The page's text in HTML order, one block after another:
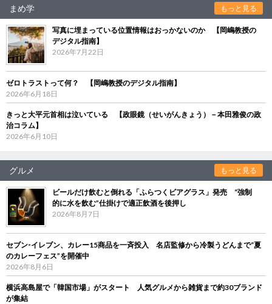
まめ学 もっと見る
写真に埋まっている位置情報はおっかないのか 【岡嶋教授の
デジタル指南】
2026年7月22日
ゼロトラストって何？ 【岡嶋教授のデジタル指南】
2026年6月18日
きっと大平元首相は泣いている 【政眼鏡（せいがんきょう）－本田雅俊の政
治コラム】
2026年6月10日
グルメ もっと見る
ビールだけ飲むと倒れる「ふらつくビアグラス」発売 “強制
的に水を飲む”仕掛けで適正飲酒を後押し
2026年8月7日
セブン‐イレブン、カレー15商品を一斉投入 名店監修から冷製うどんまで“夏
のカレーフェス”を開催中
2026年8月6日
横浜高島屋で「韓国市場」がスタート 人気グルメから雑貨まで約30ブランド
が集結